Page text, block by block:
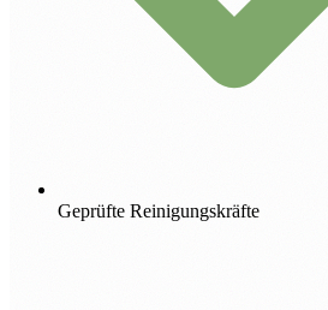
Geprüfte Reinigungskräfte